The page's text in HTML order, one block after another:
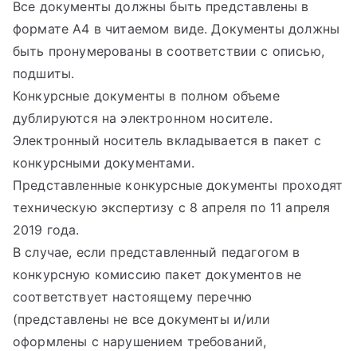
Все документы должны быть представлены в
формате А4 в читаемом виде. Документы должны
быть пронумерованы в соответствии с описью,
подшиты.
Конкурсные документы в полном объеме
дублируются на электронном носителе.
Электронный носитель вкладывается в пакет с
конкурсными документами.
Представленные конкурсные документы проходят
техническую экспертизу с 8 апреля по 11 апреля
2019 года.
В случае, если представленный педагогом в
конкурсную комиссию пакет документов не
соответствует настоящему перечню
(представлены не все документы и/или
оформлены с нарушением требований,